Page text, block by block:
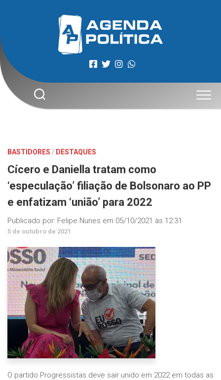
BASTIDORES / DESTAQUES
Cícero e Daniella tratam como
‘especulação’ filiação de Bolsonaro ao PP
e enfatizam ‘união’ para 2022
Publicado por: Felipe Nunes em 05/10/2021 às 12:31
5 de outubro de 2021
O partido Progressistas deve sair unido em 2022 em todas as